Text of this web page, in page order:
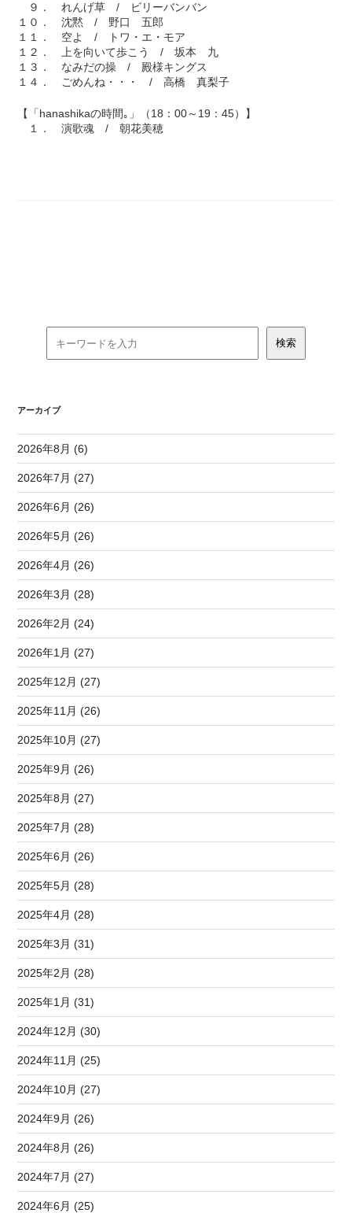
９． れんげ草 / ビリーバンバン
１０． 沈黙 / 野口 五郎
１１． 空よ / トワ・エ・モア
１２． 上を向いて歩こう / 坂本 九
１３． なみだの操 / 殿様キングス
１４． ごめんね・・・ / 高橋 真梨子
【「hanashikaの時間｡」（18：00～19：45）】
１． 演歌魂 / 朝花美穂
アーカイブ
2026年8月 (6)
2026年7月 (27)
2026年6月 (26)
2026年5月 (26)
2026年4月 (26)
2026年3月 (28)
2026年2月 (24)
2026年1月 (27)
2025年12月 (27)
2025年11月 (26)
2025年10月 (27)
2025年9月 (26)
2025年8月 (27)
2025年7月 (28)
2025年6月 (26)
2025年5月 (28)
2025年4月 (28)
2025年3月 (31)
2025年2月 (28)
2025年1月 (31)
2024年12月 (30)
2024年11月 (25)
2024年10月 (27)
2024年9月 (26)
2024年8月 (26)
2024年7月 (27)
2024年6月 (25)